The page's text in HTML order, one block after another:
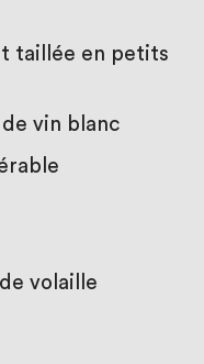
taillée en petits
vin blanc
volaille